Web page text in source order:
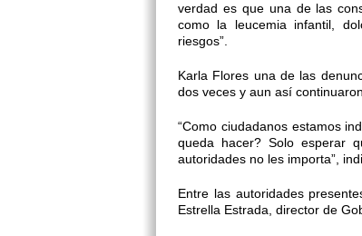
verdad es que una de las
como la leucemia infantil,
riesgos”.
Karla Flores una de las
dos veces y aun así
“Como ciudadanos estamos
queda hacer? Solo esperar
autoridades no les importa”,
Entre las autoridades
Estrella Estrada, director de